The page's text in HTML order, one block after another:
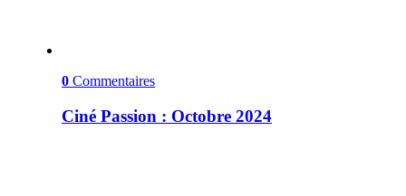
0 Commentaires
Ciné Passion : Octobre 2024